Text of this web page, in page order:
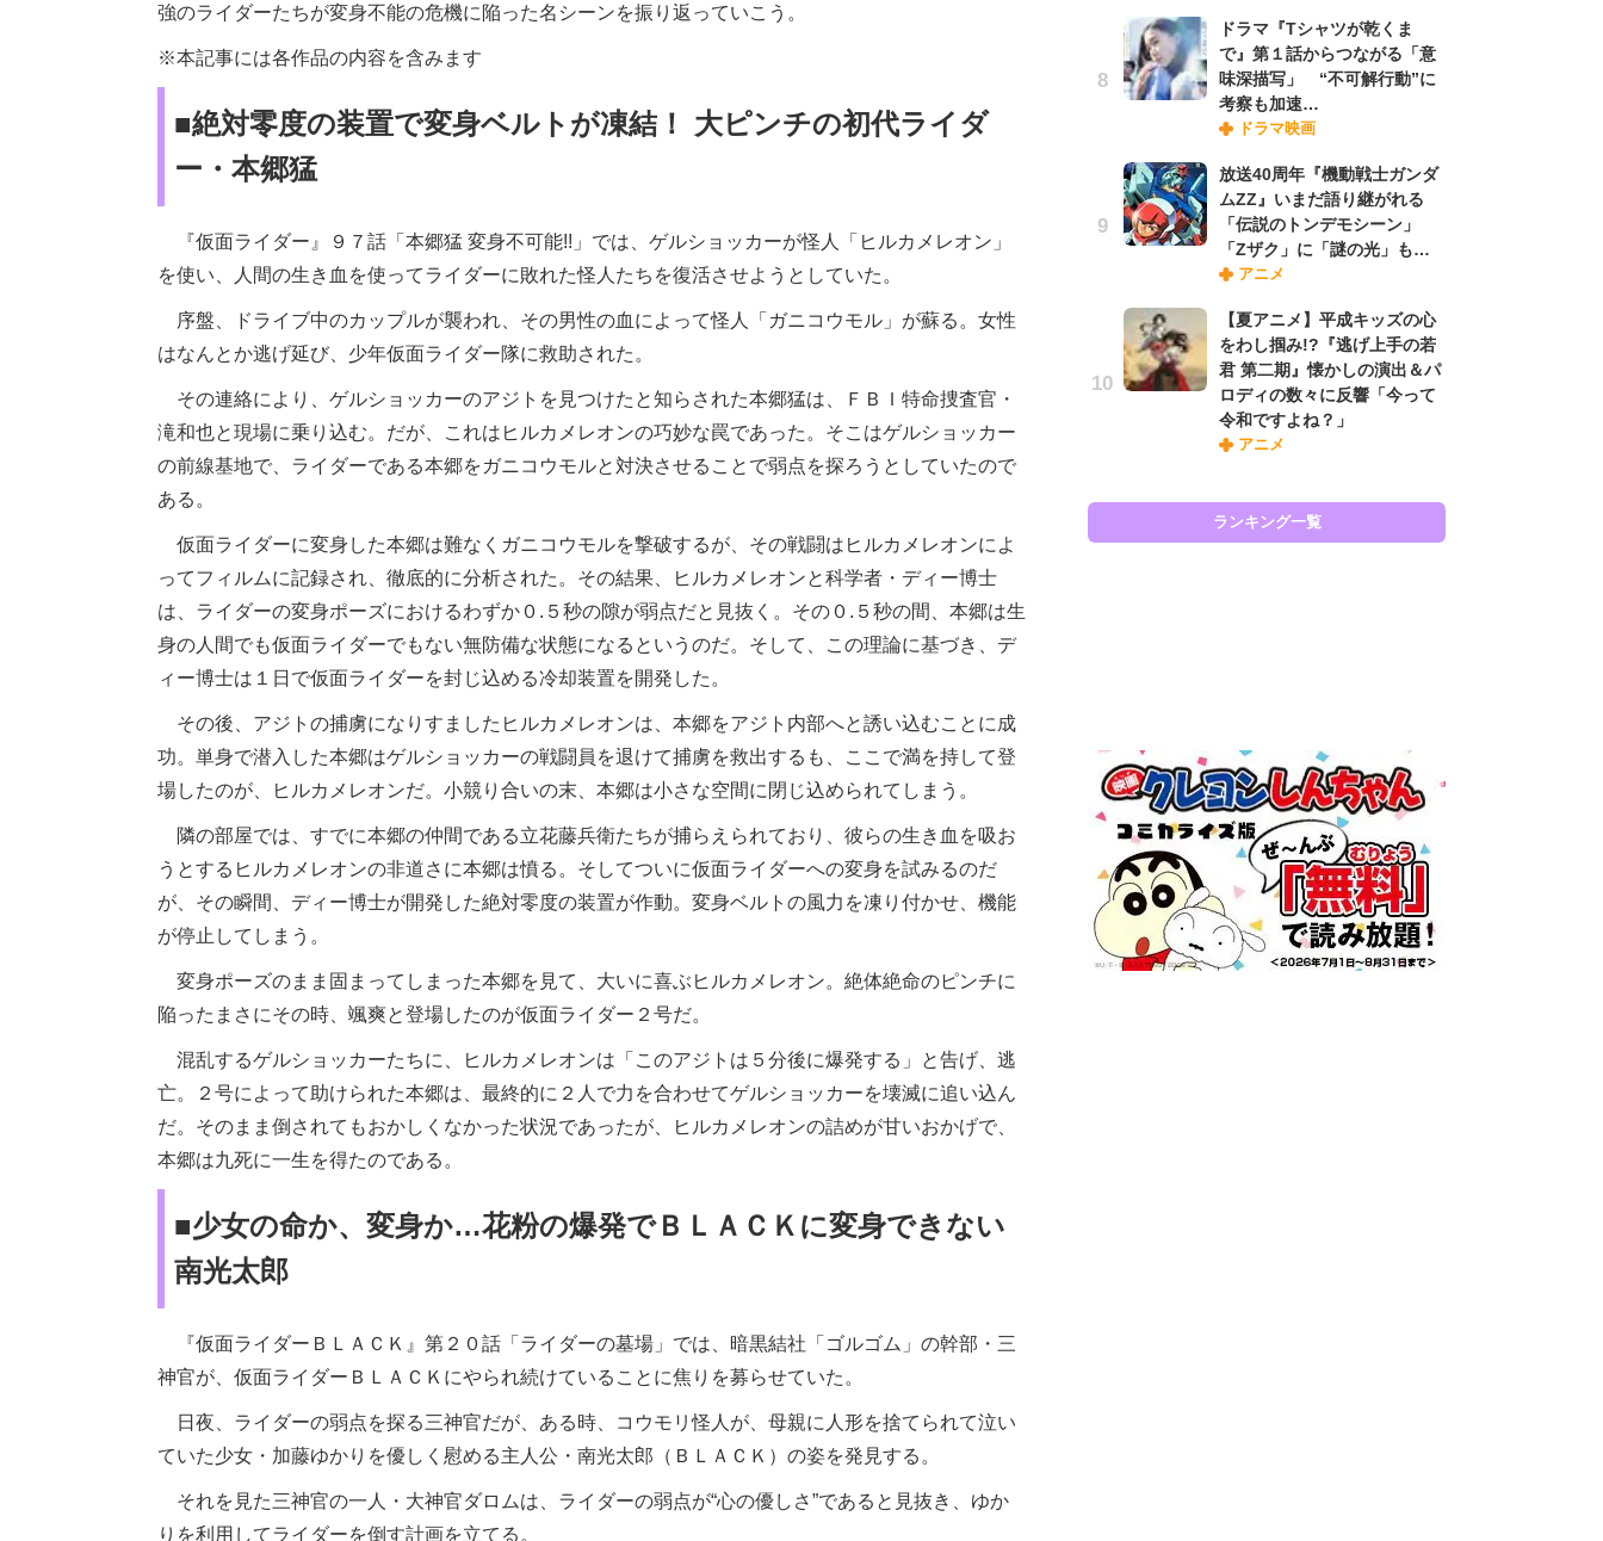
強のライダーたちが変身不能の危機に陥った名シーンを振り返っていこう。
※本記事には各作品の内容を含みます
■絶対零度の装置で変身ベルトが凍結！ 大ピンチの初代ライダ
ー・本郷猛
『仮面ライダー』９７話「本郷猛 変身不可能!!」では、ゲルショッカーが怪人「ヒルカメレオン」
を使い、人間の生き血を使ってライダーに敗れた怪人たちを復活させようとしていた。
序盤、ドライブ中のカップルが襲われ、その男性の血によって怪人「ガニコウモル」が蘇る。女性
はなんとか逃げ延び、少年仮面ライダー隊に救助された。
その連絡により、ゲルショッカーのアジトを見つけたと知らされた本郷猛は、ＦＢＩ特命捜査官・
滝和也と現場に乗り込む。だが、これはヒルカメレオンの巧妙な罠であった。そこはゲルショッカー
の前線基地で、ライダーである本郷をガニコウモルと対決させることで弱点を探ろうとしていたので
ある。
仮面ライダーに変身した本郷は難なくガニコウモルを撃破するが、その戦闘はヒルカメレオンによ
ってフィルムに記録され、徹底的に分析された。その結果、ヒルカメレオンと科学者・ディー博士
は、ライダーの変身ポーズにおけるわずか０.５秒の隙が弱点だと見抜く。その０.５秒の間、本郷は生
身の人間でも仮面ライダーでもない無防備な状態になるというのだ。そして、この理論に基づき、デ
ィー博士は１日で仮面ライダーを封じ込める冷却装置を開発した。
その後、アジトの捕虜になりすましたヒルカメレオンは、本郷をアジト内部へと誘い込むことに成
功。単身で潜入した本郷はゲルショッカーの戦闘員を退けて捕虜を救出するも、ここで満を持して登
場したのが、ヒルカメレオンだ。小競り合いの末、本郷は小さな空間に閉じ込められてしまう。
隣の部屋では、すでに本郷の仲間である立花藤兵衛たちが捕らえられており、彼らの生き血を吸お
うとするヒルカメレオンの非道さに本郷は憤る。そしてついに仮面ライダーへの変身を試みるのだ
が、その瞬間、ディー博士が開発した絶対零度の装置が作動。変身ベルトの風力を凍り付かせ、機能
が停止してしまう。
変身ポーズのまま固まってしまった本郷を見て、大いに喜ぶヒルカメレオン。絶体絶命のピンチに
陥ったまさにその時、颯爽と登場したのが仮面ライダー２号だ。
混乱するゲルショッカーたちに、ヒルカメレオンは「このアジトは５分後に爆発する」と告げ、逃
亡。２号によって助けられた本郷は、最終的に２人で力を合わせてゲルショッカーを壊滅に追い込ん
だ。そのまま倒されてもおかしくなかった状況であったが、ヒルカメレオンの詰めが甘いおかげで、
本郷は九死に一生を得たのである。
■少女の命か、変身か…花粉の爆発でＢＬＡＣＫに変身できない
南光太郎
『仮面ライダーＢＬＡＣＫ』第２０話「ライダーの墓場」では、暗黒結社「ゴルゴム」の幹部・三
神官が、仮面ライダーＢＬＡＣＫにやられ続けていることに焦りを募らせていた。
日夜、ライダーの弱点を探る三神官だが、ある時、コウモリ怪人が、母親に人形を捨てられて泣い
ていた少女・加藤ゆかりを優しく慰める主人公・南光太郎（ＢＬＡＣＫ）の姿を発見する。
それを見た三神官の一人・大神官ダロムは、ライダーの弱点が“心の優しさ”であると見抜き、ゆか
りを利用してライダーを倒す計画を立てる。
ドラマ『Tシャツが乾くま
で』第１話からつながる「意
味深描写」 “不可解行動”に
考察も加速…
ドラマ映画
放送40周年『機動戦士ガンダ
ムZZ』いまだ語り継がれる
「伝説のトンデモシーン」
「Zザク」に「謎の光」も…
アニメ
【夏アニメ】平成キッズの心
をわし掴み!?『逃げ上手の若
君 第二期』懐かしの演出＆パ
ロディの数々に反響「今って
令和ですよね？」
アニメ
ランキング一覧